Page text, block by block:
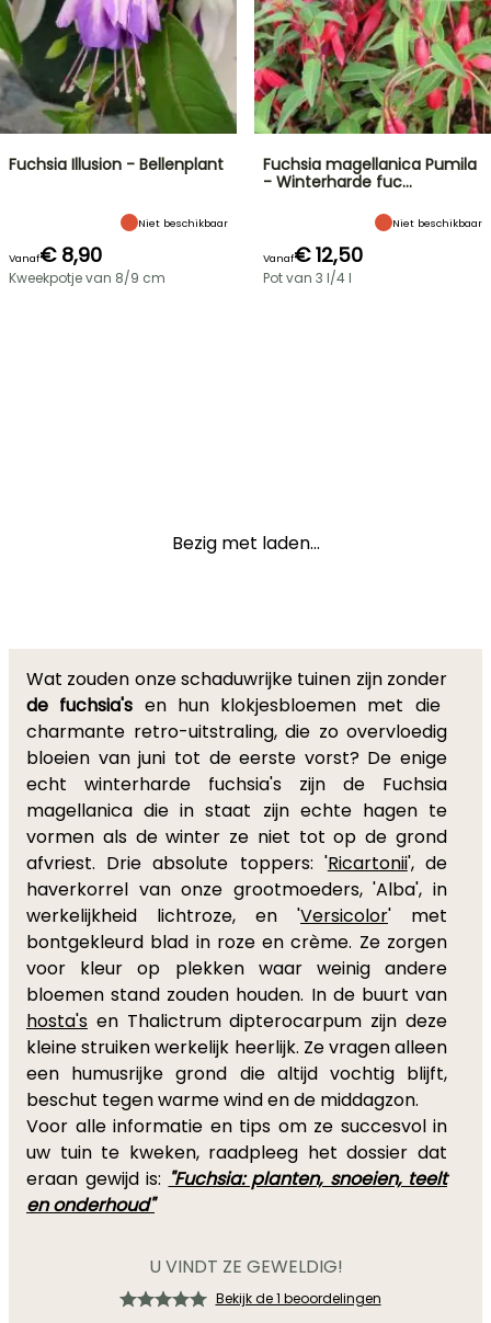
Fuchsia Illusion - Bellenplant
Niet beschikbaar
Vanaf€ 8,90
Kweekpotje van 8/9 cm
Fuchsia magellanica Pumila
- Winterharde fuc…
Niet beschikbaar
Vanaf€ 12,50
Pot van 3 l/4 l
Bezig met laden...
Wat zouden onze schaduwrijke tuinen zijn zonder
de fuchsia's en hun klokjesbloemen met die
charmante retro-uitstraling, die zo overvloedig
bloeien van juni tot de eerste vorst? De enige
echt winterharde fuchsia's zijn de Fuchsia
magellanica die in staat zijn echte hagen te
vormen als de winter ze niet tot op de grond
afvriest. Drie absolute toppers: 'Ricartonii', de
haverkorrel van onze grootmoeders, 'Alba', in
werkelijkheid lichtroze, en 'Versicolor' met
bontgekleurd blad in roze en crème. Ze zorgen
voor kleur op plekken waar weinig andere
bloemen stand zouden houden. In de buurt van
hosta's en Thalictrum dipterocarpum zijn deze
kleine struiken werkelijk heerlijk. Ze vragen alleen
een humusrijke grond die altijd vochtig blijft,
beschut tegen warme wind en de middagzon.
Voor alle informatie en tips om ze succesvol in
uw tuin te kweken, raadpleeg het dossier dat
eraan gewijd is: "Fuchsia: planten, snoeien, teelt
en onderhoud"
U VINDT ZE GEWELDIG!
Bekijk de 1 beoordelingen